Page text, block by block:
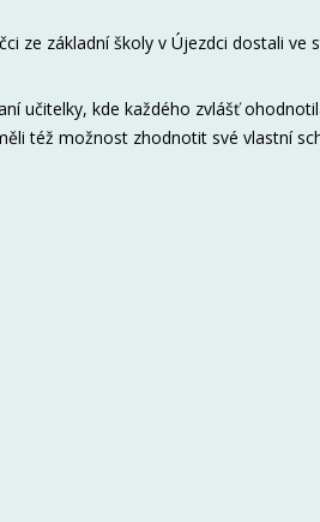
ze základní školy v Újezdci dostali
učitelky, kde každého zvlášť
též možnost zhodnotit své vlastní